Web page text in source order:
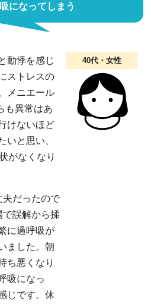
になってしまう
40代・女性
動悸を感じ
ストレスの
メニエール
も異常はあ
けないほど
いと思い、
がなくなり
夫だったので
で誤解から揉
に過呼吸が
ました。朝
ち悪くなり
吸になっ
じです。休